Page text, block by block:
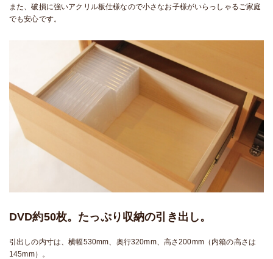
また、破損に強いアクリル板仕様なので小さなお子様がいらっしゃるご家庭
でも安心です。
DVD約50枚。たっぷり収納の引き出し。
引出しの内寸は、横幅530mm、奥行320mm、高さ200mm（内箱の高さは
145mm）。